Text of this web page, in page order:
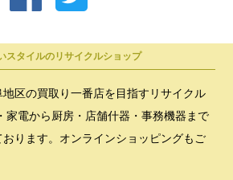
スタイルのリサイクルショップ
区の買取り一番店を目指すリサイクル
家電から厨房・店舗什器・事務機器まで
ります。オンラインショッピングもご